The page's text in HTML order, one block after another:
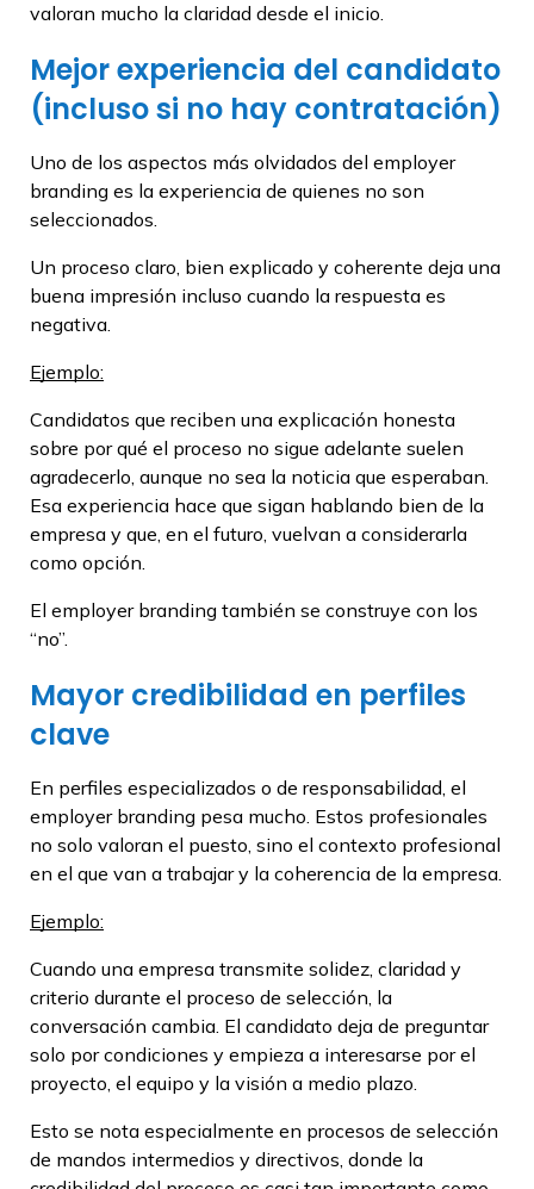
valoran mucho la claridad desde el inicio.
Mejor experiencia del candidato
(incluso si no hay contratación)
Uno de los aspectos más olvidados del employer
branding es la experiencia de quienes no son
seleccionados.
Un proceso claro, bien explicado y coherente deja una
buena impresión incluso cuando la respuesta es
negativa.
Ejemplo:
Candidatos que reciben una explicación honesta
sobre por qué el proceso no sigue adelante suelen
agradecerlo, aunque no sea la noticia que esperaban.
Esa experiencia hace que sigan hablando bien de la
empresa y que, en el futuro, vuelvan a considerarla
como opción.
El employer branding también se construye con los
“no”.
Mayor credibilidad en perfiles
clave
En perfiles especializados o de responsabilidad, el
employer branding pesa mucho. Estos profesionales
no solo valoran el puesto, sino el contexto profesional
en el que van a trabajar y la coherencia de la empresa.
Ejemplo:
Cuando una empresa transmite solidez, claridad y
criterio durante el proceso de selección, la
conversación cambia. El candidato deja de preguntar
solo por condiciones y empieza a interesarse por el
proyecto, el equipo y la visión a medio plazo.
Esto se nota especialmente en procesos de selección
de mandos intermedios y directivos, donde la